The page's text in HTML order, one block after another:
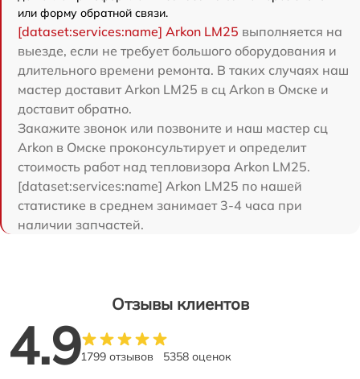
или форму обратной связи.
[dataset:services:name] Arkon LM25 выполняется на
выезде, если не требует большого оборудования и
длительного времени ремонта. В таких случаях наш
мастер доставит Arkon LM25 в сц Arkon в Омске и
доставит обратно.
Закажите звонок или позвоните и наш мастер сц
Arkon в Омске проконсультирует и определит
стоимость работ над тепловизора Arkon LM25.
[dataset:services:name] Arkon LM25 по нашей
статистике в среднем занимает 3-4 часа при
наличии запчастей.
Отзывы клиентов
4.91799 отзывов 5358 оценок